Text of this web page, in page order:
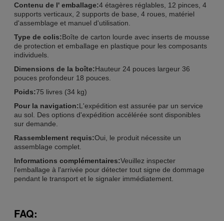
Contenu de l' emballage:4 étagères réglables, 12 pinces, 4
supports verticaux, 2 supports de base, 4 roues, matériel
d'assemblage et manuel d'utilisation.
Type de colis:Boîte de carton lourde avec inserts de mousse
de protection et emballage en plastique pour les composants
individuels.
Dimensions de la boîte:Hauteur 24 pouces largeur 36
pouces profondeur 18 pouces.
Poids:75 livres (34 kg)
Pour la navigation:L'expédition est assurée par un service
au sol. Des options d'expédition accélérée sont disponibles
sur demande.
Rassemblement requis:Oui, le produit nécessite un
assemblage complet.
Informations complémentaires:Veuillez inspecter
l'emballage à l'arrivée pour détecter tout signe de dommage
pendant le transport et le signaler immédiatement.
FAQ: